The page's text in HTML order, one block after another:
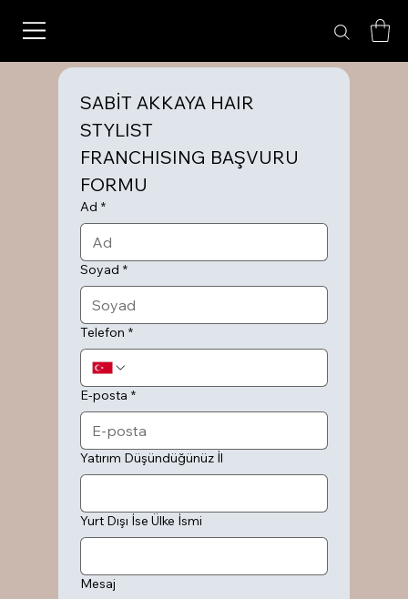
SABİT AKKAYA HAIR
STYLIST
FRANCHISING BAŞVURU
FORMU
Ad *
Soyad *
Telefon *
E-posta *
Yatırım Düşündüğünüz İl
Yurt Dışı İse Ülke İsmi
Mesaj